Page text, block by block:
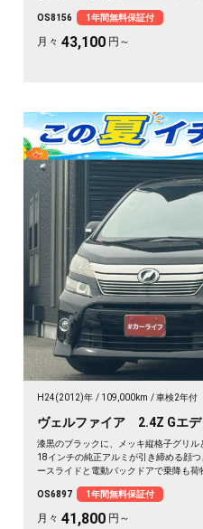
も、仕事道具の積み込みも、この一台
入れされた綺麗な一台、《1年保証付》
OS8156 1年間無料保証付
月々 43,100 円～
H24(2012)年 109,000km 車検2年付
ヴェルファイア 2.4Z Gエデ
漆黒のブラックに、メッキ縦格子グリル
18インチの純正アルミが引き締める顔
ースライドと電動バックドアで乗降も
ップダウンモニターで後席の時間も特別
証付》でお渡しします🚗✨💎💺😎
OS6897 1年間無料保証付
月々 41,800 円～